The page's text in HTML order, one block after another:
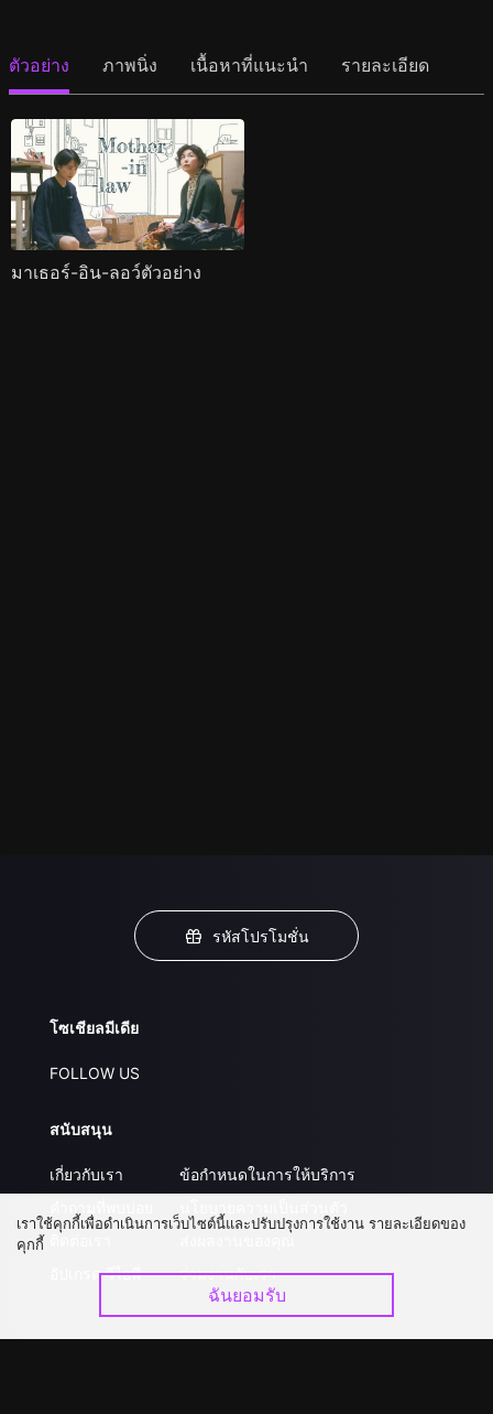
ตัวอย่าง ภาพนิ่ง เนื้อหาที่แนะนำ รายละเอียด
มาเธอร์-อิน-ลอว์ตัวอย่าง
รหัสโปรโมชั่น
โซเชียลมีเดีย
FOLLOW US
สนับสนุน
เกี่ยวกับเรา
อัปเกรด วีไอพี
ข้อกำหนดในการให้บริการ
ร่วมงานกับเรา
เราใช้คุกกี้เพื่อดำเนินการเว็บไซต์นี้และปรับปรุงการใช้งาน รายละเอียดของ
คุกกี้
ฉันยอมรับ